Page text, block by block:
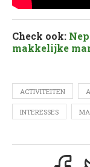
Check ook:
makkelijke
ACTIVITEITEN
INTERESSES